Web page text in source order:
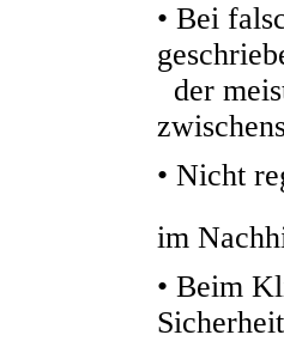
• Bei
der
• Nicht
im
• Beim